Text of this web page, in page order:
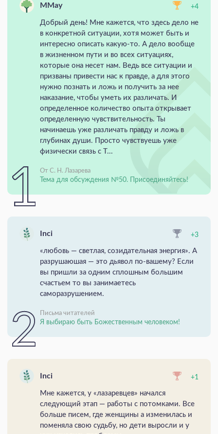
MMay +4
Добрый день! Мне кажется, что здесь дело не
в конкретной ситуации, хотя может быть и
интересно описать какую-то. А дело вообще
в жизненном пути и во всех ситуациях,
которые она несет нам. Ведь все ситуации и
призваны привести нас к правде, а для этого
нужно познать и ложь и получить за нее
наказание, чтобы уметь их различать. И
определенное количество опыта открывает
определенную чувствительность. Ты
начинаешь уже различать правду и ложь в
глубинах души. Просто чувствуешь уже
физически связь с Т...
От С. Н. Лазарева
Тема для обсуждения №50. Присоединяйтесь!
Inci +3
«любовь — светлая, созидательная энергия». А
разрушаюшая — это дьявол по-вашему? Если
вы пришли за одним сплошным большим
счастьем то вы занимаетесь
саморазрушением.
Письма читателей
Я выбираю быть Божественным человеком!
Inci +1
Мне кажется, у «лазаревцев» начался
следующий этап — работы с потомками. Все
больше писем, где женщины а изменилась и
поменяла свою судьбу, но дети выросли и у